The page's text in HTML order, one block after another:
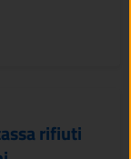
rifiuti